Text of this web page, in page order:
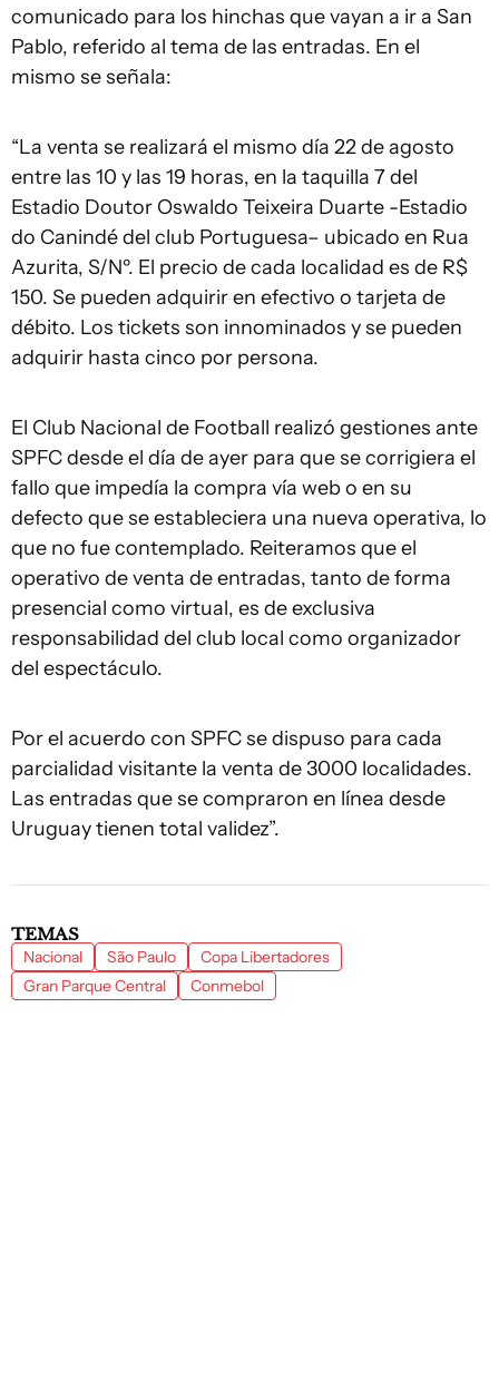
comunicado para los hinchas que vayan a ir a San
Pablo, referido al tema de las entradas. En el
mismo se señala:
“La venta se realizará el mismo día 22 de agosto
entre las 10 y las 19 horas, en la taquilla 7 del
Estadio Doutor Oswaldo Teixeira Duarte -Estadio
do Canindé del club Portuguesa– ubicado en Rua
Azurita, S/Nº. El precio de cada localidad es de R$
150. Se pueden adquirir en efectivo o tarjeta de
débito. Los tickets son innominados y se pueden
adquirir hasta cinco por persona.
El Club Nacional de Football realizó gestiones ante
SPFC desde el día de ayer para que se corrigiera el
fallo que impedía la compra vía web o en su
defecto que se estableciera una nueva operativa, lo
que no fue contemplado. Reiteramos que el
operativo de venta de entradas, tanto de forma
presencial como virtual, es de exclusiva
responsabilidad del club local como organizador
del espectáculo.
Por el acuerdo con SPFC se dispuso para cada
parcialidad visitante la venta de 3000 localidades.
Las entradas que se compraron en línea desde
Uruguay tienen total validez”.
TEMAS
Nacional São Paulo
Copa Libertadores
Gran Parque Central
Conmebol